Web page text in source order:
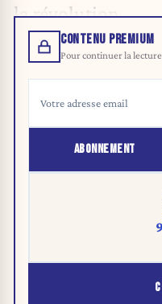
la révolution.
CONTENU PREMIUM
Pour continuer la
ABONNEMENT